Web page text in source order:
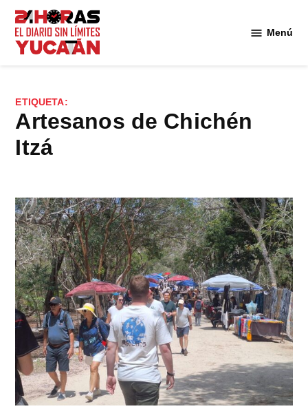
Saltar
contenido
Menú
ETIQUETA:
artesanos de Chichén
Itzá